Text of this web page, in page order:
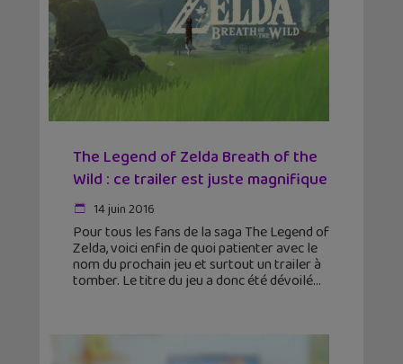
The Legend of Zelda Breath of the
Wild : ce trailer est juste magnifique
14 juin 2016
Pour tous les fans de la saga The Legend of
Zelda, voici enfin de quoi patienter avec le
nom du prochain jeu et surtout un trailer à
tomber. Le titre du jeu a donc été dévoilé